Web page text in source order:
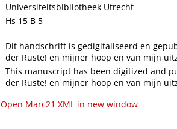
Universiteitsbibliotheek Utrecht
Hs 15 B 5
Dit handschrift is gedigitaliseerd en
der Ruste! en mijner hoop en van mijn
This manuscript has been digitized and
der Ruste! en mijner hoop en van mijn
Open Marc21 XML in new window